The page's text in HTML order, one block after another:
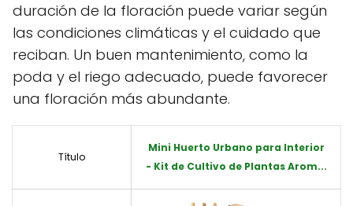
duración de la floración puede variar según
las condiciones climáticas y el cuidado que
reciban. Un buen mantenimiento, como la
poda y el riego adecuado, puede favorecer
una floración más abundante.
Título
Mini Huerto Urbano para Interior
- Kit de Cultivo de Plantas Arom...